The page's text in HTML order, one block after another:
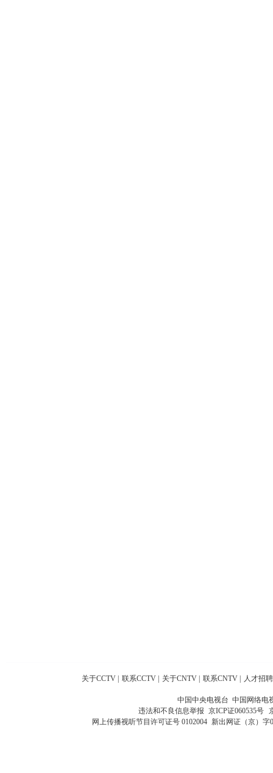
关于CCTV 联系CCTV 关于CNTV 联系CNTV 人才招聘
中国中央电视台 中国网络电
违法和不良信息举报 京ICP证060535号
网上传播视听节目许可证号 0102004 新出网证（京）